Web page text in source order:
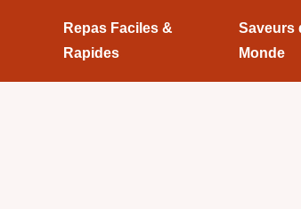
Repas Faciles &
Rapides
Saveurs
Monde